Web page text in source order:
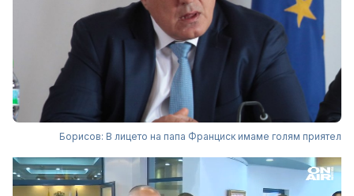
Борисов: В лицето на папа Франциск имаме голям приятел